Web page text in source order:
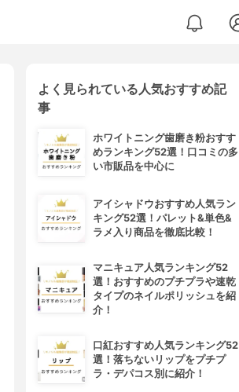
よく見られている人気おすすめ記
事
ホワイトニング歯磨き粉おすす
めランキング52選！口コミの多
い市販品を中心に
アイシャドウおすすめ人気ラン
キング52選！パレット&単色&
ラメ入り商品を徹底比較！
マニキュア人気ランキング52
選！おすすめのプチプラや速乾
タイプのネイルポリッシュを紹
介！
口紅おすすめ人気ランキング52
選！落ちないリップをプチプ
ラ・デパコス別に紹介！